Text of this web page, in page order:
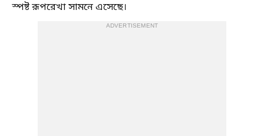
স্পষ্ট রূপরেখা সামনে এসেছে।
ADVERTISEMENT